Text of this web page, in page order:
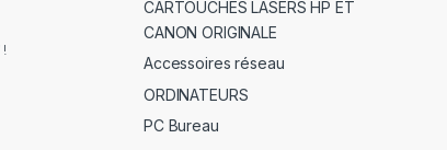
CARTOUCHES LASERS HP ET
CANON ORIGINALE
Accessoires réseau
ORDINATEURS
PC Bureau